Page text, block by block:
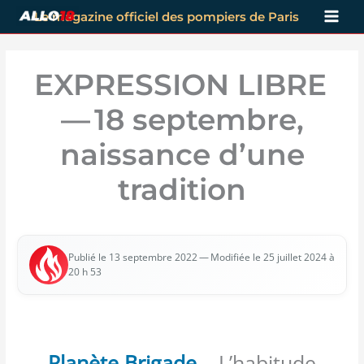
Aller
au
Le magazine officiel des pompiers de Paris
EXPRESSION LIBRE
— 18 septembre,
naissance d’une
tradition
Publié le 13 sep­tembre 2022— Modi­fiée le 25 juillet 2024 à
20 h 53